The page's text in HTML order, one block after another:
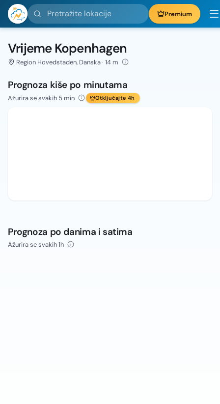
Pretražite lokacije Premium
Vrijeme Kopenhagen
Region Hovedstaden, Danska · 14 m
Prognoza kiše po minutama
Ažurira se svakih 5 min Otključajte 4h
Prognoza po danima i satima
Ažurira se svakih 1h